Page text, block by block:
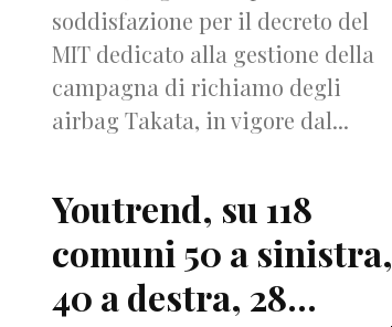
soddisfazione per il decreto del
MIT dedicato alla gestione della
campagna di richiamo degli
airbag Takata, in vigore dal...
Youtrend, su 118
comuni 50 a sinistra,
40 a destra, 28...